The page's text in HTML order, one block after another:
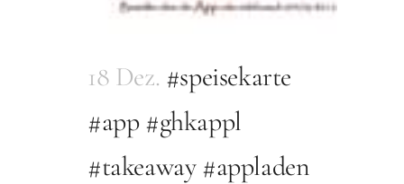
18 Dez. #speisekarte
#app #ghkappl
#takeaway #appladen